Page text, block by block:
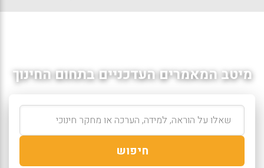
מיטב המאמרים העדכניים בתחום החינוך
חיפוש